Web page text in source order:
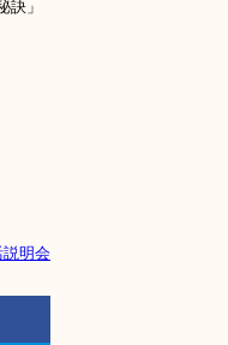
訣」
説明会